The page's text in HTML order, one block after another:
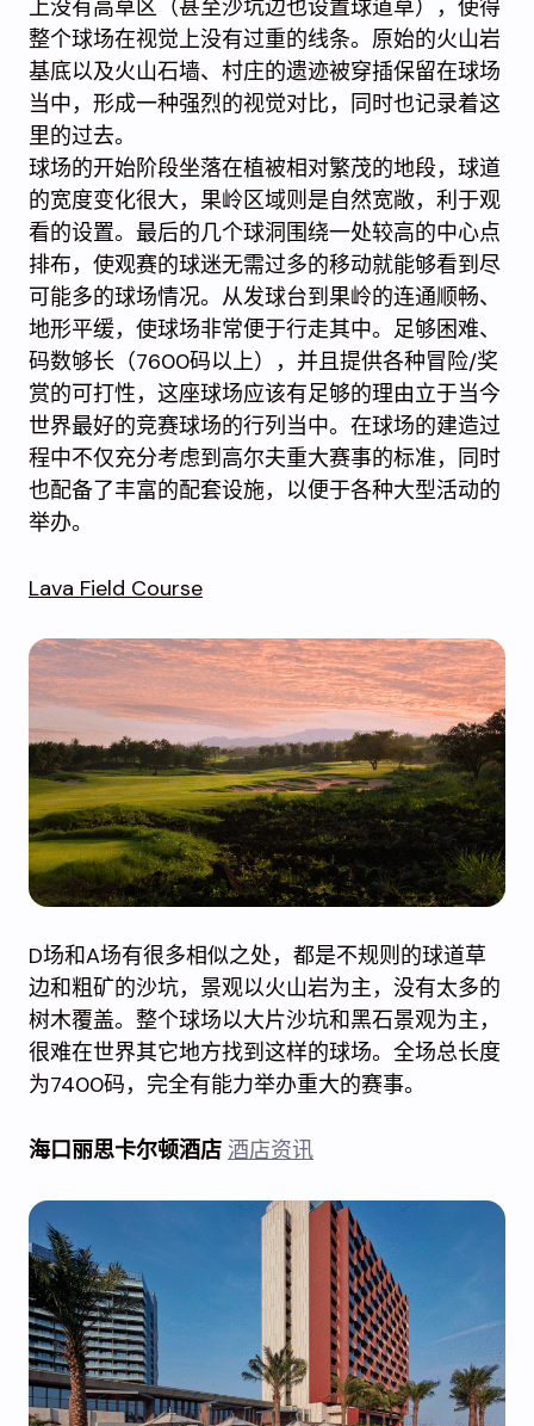
上没有高草区（甚至沙坑边也设置球道草），使得
整个球场在视觉上没有过重的线条。原始的火山岩
基底以及火山石墙、村庄的遗迹被穿插保留在球场
当中，形成一种强烈的视觉对比，同时也记录着这
里的过去。
球场的开始阶段坐落在植被相对繁茂的地段，球道
的宽度变化很大，果岭区域则是自然宽敞，利于观
看的设置。最后的几个球洞围绕一处较高的中心点
排布，使观赛的球迷无需过多的移动就能够看到尽
可能多的球场情况。从发球台到果岭的连通顺畅、
地形平缓，使球场非常便于行走其中。足够困难、
码数够长（7600码以上），并且提供各种冒险/奖
赏的可打性，这座球场应该有足够的理由立于当今
世界最好的竞赛球场的行列当中。在球场的建造过
程中不仅充分考虑到高尔夫重大赛事的标准，同时
也配备了丰富的配套设施，以便于各种大型活动的
举办。
Lava Field Course
D场和A场有很多相似之处，都是不规则的球道草
边和粗矿的沙坑，景观以火山岩为主，没有太多的
树木覆盖。整个球场以大片沙坑和黑石景观为主，
很难在世界其它地方找到这样的球场。全场总长度
为7400码，完全有能力举办重大的赛事。
海口丽思卡尔顿酒店 酒店资讯